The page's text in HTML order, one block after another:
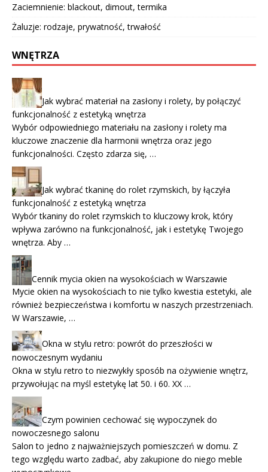
Zaciemnienie: blackout, dimout, termika
Żaluzje: rodzaje, prywatność, trwałość
WNĘTRZA
Jak wybrać materiał na zasłony i rolety, by połączyć
funkcjonalność z estetyką wnętrza
Wybór odpowiedniego materiału na zasłony i rolety ma
kluczowe znaczenie dla harmonii wnętrza oraz jego
funkcjonalności. Często zdarza się, …
Jak wybrać tkaninę do rolet rzymskich, by łączyła
funkcjonalność z estetyką wnętrza
Wybór tkaniny do rolet rzymskich to kluczowy krok, który
wpływa zarówno na funkcjonalność, jak i estetykę Twojego
wnętrza. Aby …
Cennik mycia okien na wysokościach w Warszawie
Mycie okien na wysokościach to nie tylko kwestia estetyki, ale
również bezpieczeństwa i komfortu w naszych przestrzeniach.
W Warszawie, …
Okna w stylu retro: powrót do przeszłości w
nowoczesnym wydaniu
Okna w stylu retro to niezwykły sposób na ożywienie wnętrz,
przywołując na myśl estetykę lat 50. i 60. XX …
Czym powinien cechować się wypoczynek do
nowoczesnego salonu
Salon to jedno z najważniejszych pomieszczeń w domu. Z
tego względu warto zadbać, aby zakupione do niego meble